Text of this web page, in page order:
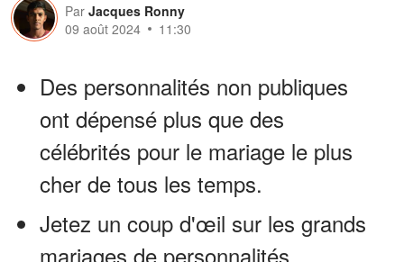
Par Jacques Ronny
09 août 2024
11:30
Des personnalités non publiques
ont dépensé plus que des
célébrités pour le mariage le plus
cher de tous les temps.
Jetez un coup d'œil sur les grands
mariages de personnalités